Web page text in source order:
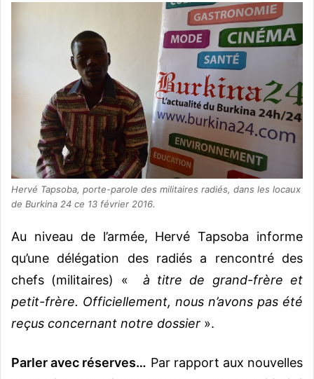
Hervé Tapsoba, porte-parole des militaires radiés, dans les locaux
de Burkina 24 ce 13 février 2016.
Au niveau de l’armée, Hervé Tapsoba informe
qu’une délégation des radiés a rencontré des
chefs (militaires) « à titre de grand-frère et
petit-frère. Officiellement, nous n’avons pas été
reçus concernant notre dossier ».
Parler avec réserves… Par rapport aux nouvelles